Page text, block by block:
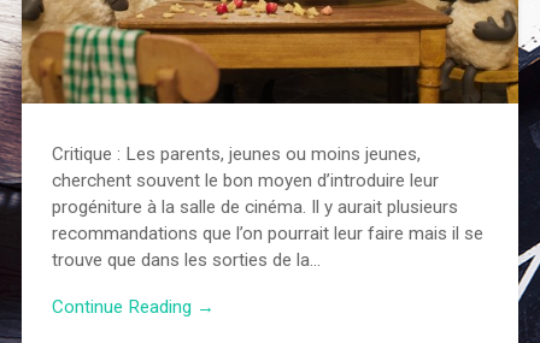
Critique : Les parents, jeunes ou moins jeunes,
cherchent souvent le bon moyen d’introduire leur
progéniture à la salle de cinéma. Il y aurait plusieurs
recommandations que l’on pourrait leur faire mais il se
trouve que dans les sorties de la…
Continue Reading →